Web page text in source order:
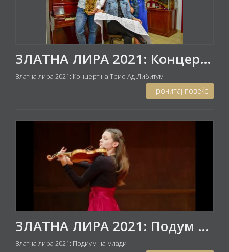
ЗЛАТНА ЛИРА 2021: Концерт на Трио АД ЛИБИТУМ
Златна лира 2021: Концерт на Трио Ад Либитум
Прочитај повеќе
ЗЛАТНА ЛИРА 2021: Подум на млади - Концерт на АНЏЕЛА ЈОСИФОСКИ (виолина) и СМИЉА ЈОСИФОСКИ (пијано)
Златна лира 2021: Подиум на млади